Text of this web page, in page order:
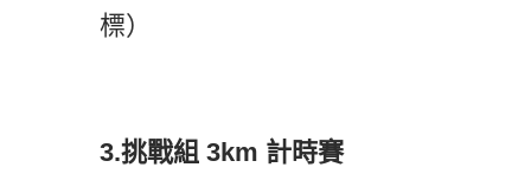
標）
3.挑戰組 3km 計時賽